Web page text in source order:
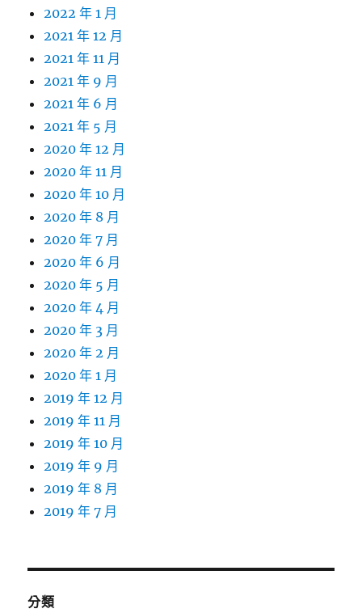
2022 年 1 月
2021 年 12 月
2021 年 11 月
2021 年 9 月
2021 年 6 月
2021 年 5 月
2020 年 12 月
2020 年 11 月
2020 年 10 月
2020 年 8 月
2020 年 7 月
2020 年 6 月
2020 年 5 月
2020 年 4 月
2020 年 3 月
2020 年 2 月
2020 年 1 月
2019 年 12 月
2019 年 11 月
2019 年 10 月
2019 年 9 月
2019 年 8 月
2019 年 7 月
分類